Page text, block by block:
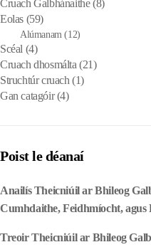
Cruach Galbhánaithe(8)
Eolas (59)
Alúmanam (12)
Scéal (4)
Cruach dhosmálta (21)
Struchtúr cruach (1)
Gan catagóir(4)
Poist le déanaí
Anailís Theicniúil ar Bhileog
Cumhdaithe, Feidhmíocht,
Treoir Theicniúil ar Bhileog